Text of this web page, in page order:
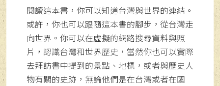
閱讀這本書，你可以知道台灣與世界的連結。
或許，你也可以跟隨這本書的腳步，從台灣走
向世界。你可以在虛擬的網路搜尋資料與照
片，認識台灣和世界歷史，當然你也可以實際
去拜訪書中提到的景點、地標，或者與歷史人
物有關的史跡，無論他們是在台灣或者在國